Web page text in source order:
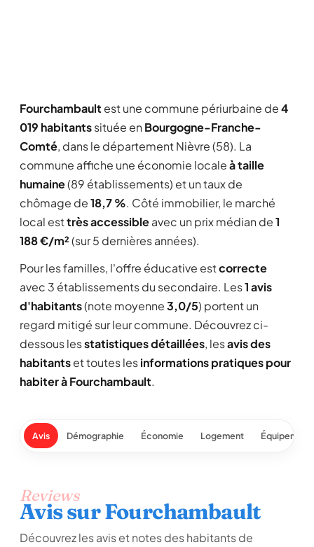
Fourchambault est une commune périurbaine de4
019 habitantssituée en Bourgogne-Franche-
Comté, dans le département Nièvre (58). La
commune affiche une économie localeà taille
humaine(89 établissements) et un taux de
chômage de18,7 %. Côté immobilier, le marché
local esttrès accessibleavec un prix médian de1
188 €/m²(sur 5 dernières années).
Pour les familles, l'offre éducative estcorrecte
avec 3 établissements du secondaire. Les1 avis
d'habitants(note moyenne3,0/5) portent un
regard mitigé sur leur commune. Découvrez ci-
dessous lesstatistiques détaillées, lesavis des
habitantset toutes lesinformations pratiques pour
habiter à Fourchambault.
Avis Démographie Économie Logement
Reviews
Avis sur Fourchambault
Découvrez les avis et notes des habitants de